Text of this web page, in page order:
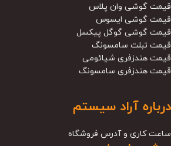
قیمت گوشی وان پلاس
قیمت گوشی ایسوس
قیمت گوشی گوگل پیکسل
قیمت تبلت سامسونگ
قیمت هندزفری شیائومی
قیمت هندزفری سامسونگ
درباره آراد سیستم
ساعت کاری و آدرس فروشگاه